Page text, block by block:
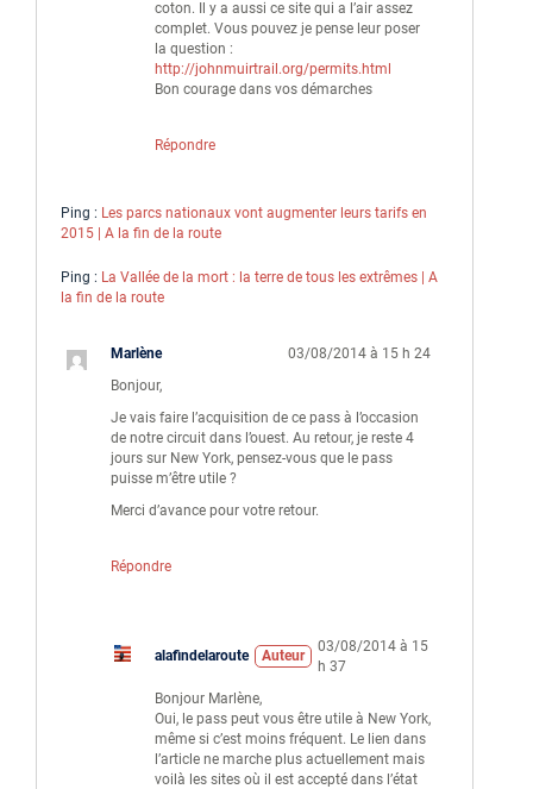
coton. Il y a aussi ce site qui a l’air assez
complet. Vous pouvez je pense leur poser
la question :
http://johnmuirtrail.org/permits.html
Bon courage dans vos démarches
Répondre
Ping : Les parcs nationaux vont augmenter leurs tarifs en
2015 | A la fin de la route
Ping : La Vallée de la mort : la terre de tous les extrêmes | A
la fin de la route
Marlène
03/08/2014 à 15 h 24
Bonjour,
Je vais faire l’acquisition de ce pass à l’occasion
de notre circuit dans l’ouest. Au retour, je reste 4
jours sur New York, pensez-vous que le pass
puisse m’être utile ?
Merci d’avance pour votre retour.
Répondre
alafindelaroute Auteur
03/08/2014 à 15
h 37
Bonjour Marlène,
Oui, le pass peut vous être utile à New York,
même si c’est moins fréquent. Le lien dans
l’article ne marche plus actuellement mais
voilà les sites où il est accepté dans l’état